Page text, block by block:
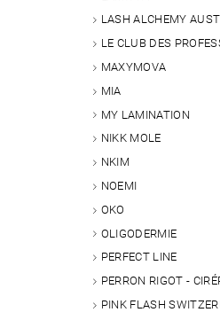
LASH ALCHEMY
LE CLUB DES
MAXYMOVA
MIA
MY LAMINATION
NIKK MOLE
NKIM
NOEMI
OKO
OLIGODERMIE
PERFECT LINE
PERRON RIGOT -
PINK FLASH